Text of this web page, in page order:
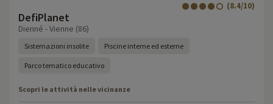
DefiPlanet
(8.4/10)
Dienné - Vienne (86)
Sistemazioni insolite Piscine interne ed esterne
Parco tematico educativo
Scopri le attività nelle vicinanze